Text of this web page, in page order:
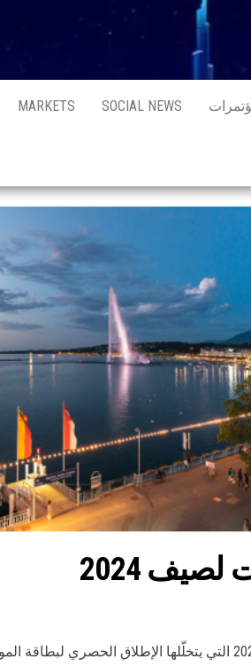
SOCIAL NEWS
MARKETS
2024
يسرّ هيئة سياحة جنيف الكشف عن حملتها المنتظرة لصيف 2024 التي يتخلّلها